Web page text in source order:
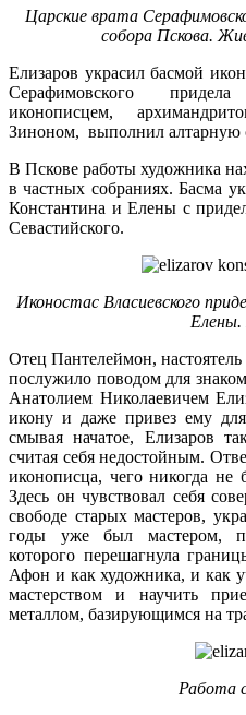
Царские врата
собора Пскова.
Елизаров украсил басмой
Серафимовского
иконописцем,
Зиноном, выполнил алтарную
В Пскове работы художника
в частных собраниях. Басма
Константина и Елены с
Севастийского.
Иконостас Власиевского
Елены.
Отец Пантелеймон,
послужило поводом для
Анатолием Николаевичем
икону и даже привез ему
смывая начатое, Елизаров
считая себя недостойным.
иконописца, чего никогда не
Здесь он чувствовал себя
свободе старых мастеров,
годы уже был мастером,
которого перешагнула
Афон и как художника, и как
мастерством и научить
металлом, базирующимся на
Работа